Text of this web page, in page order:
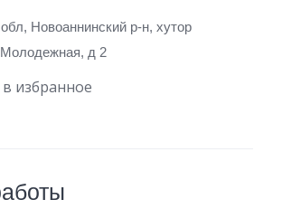
Новоаннинский р-н, хутор
д 2
избранное